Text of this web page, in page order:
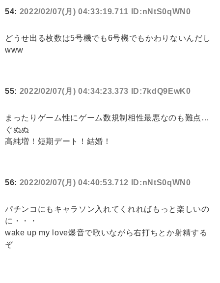
54: 2022/02/07(月) 04:33:19.711 ID:nNtS0qWN0
どうせ出る枚数は5号機でも6号機でもかわりないんだし
www
55: 2022/02/07(月) 04:34:23.373 ID:7kdQ9EwK0
まったりゲーム性にゲーム数規制相性最悪なのも難点…
ぐぬぬ
高純増！短期デート！結婚！
56: 2022/02/07(月) 04:40:53.712 ID:nNtS0qWN0
パチンコにもキャラソン入れてくれればもっと楽しいの
に・・・
wake up my love爆音で歌いながら右打ちとか射精する
ぞ